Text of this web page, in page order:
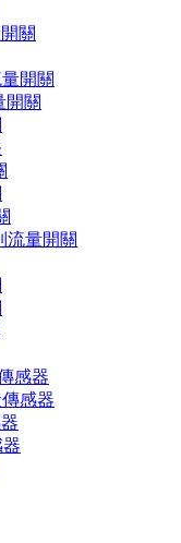
關
開關
開關
流量開關
感器
感器